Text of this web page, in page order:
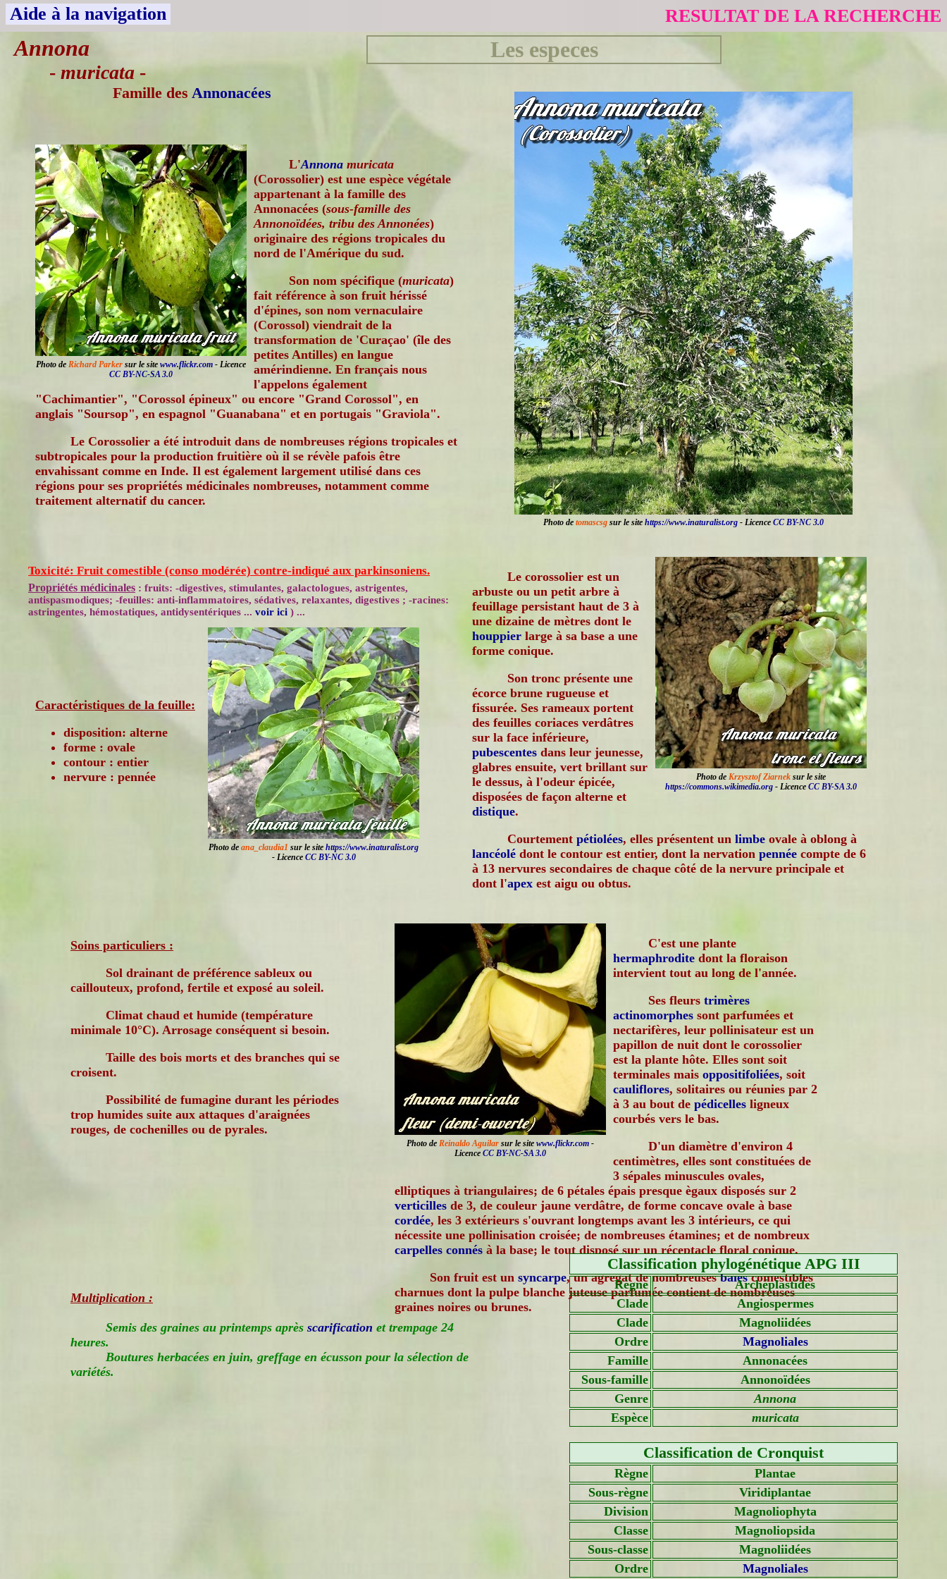
Aide à la navigation RESULTAT DE LA RECHERCHE
Annona
- muricata-
Famille des Annonacées
Les especes
Photo de tomascsg sur le site https://www.inaturalist.org - Licence CC BY-NC 3.0
Photo de Richard Parker sur le site www.flickr.com - Licence
CC BY-NC-SA 3.0
L'Annona muricata
(Corossolier) est une espèce végétale
appartenant à la famille des
Annonacées (sous-famille des
Annonoïdées, tribu des Annonées)
originaire des régions tropicales du
nord de l'Amérique du sud.
Son nom spécifique (muricata)
fait référence à son fruit hérissé
d'épines, son nom vernaculaire
(Corossol) viendrait de la
transformation de 'Curaçao' (île des
petites Antilles) en langue
amérindienne. En français nous
l'appelons également
"Cachimantier", "Corossol épineux" ou encore "Grand Corossol", en
anglais "Soursop", en espagnol "Guanabana" et en portugais "Graviola".
Le Corossolier a été introduit dans de nombreuses régions tropicales et
subtropicales pour la production fruitière où il se révèle pafois être
envahissant comme en Inde. Il est également largement utilisé dans ces
régions pour ses propriétés médicinales nombreuses, notamment comme
traitement alternatif du cancer.
Toxicité: Fruit comestible (conso modérée) contre-indiqué aux parkinsoniens.
Propriétés médicinales : fruits: -digestives, stimulantes, galactologues, astrigentes,
antispasmodiques; -feuilles: anti-inflammatoires, sédatives, relaxantes, digestives ; -racines:
astringentes, hémostatiques, antidysentériques ... voir ici ) ...
Photo de Krzysztof Ziarnek sur le site
https://commons.wikimedia.org - Licence CC BY-SA 3.0
Le corossolier est un
arbuste ou un petit arbre à
feuillage persistant haut de 3 à
une dizaine de mètres dont le
houppier large à sa base a une
forme conique.
Son tronc présente une
écorce brune rugueuse et
fissurée. Ses rameaux portent
des feuilles coriaces verdâtres
sur la face inférieure,
pubescentes dans leur jeunesse,
glabres ensuite, vert brillant sur
le dessus, à l'odeur épicée,
disposées de façon alterne et
distique.
Courtement pétiolées, elles présentent un limbe ovale à oblong à
lancéolé dont le contour est entier, dont la nervation pennée compte de 6
à 13 nervures secondaires de chaque côté de la nervure principale et
dont l'apex est aigu ou obtus.
Photo de ana_claudia1 sur le site https://www.inaturalist.org
- Licence CC BY-NC 3.0
Caractéristiques de la feuille:
disposition: alterne
forme : ovale
contour : entier
nervure : pennée
Soins particuliers :
Sol drainant de préférence sableux ou
caillouteux, profond, fertile et exposé au soleil.
Climat chaud et humide (température
minimale 10°C). Arrosage conséquent si besoin.
Taille des bois morts et des branches qui se
croisent.
Possibilité de fumagine durant les périodes
trop humides suite aux attaques d'araignées
rouges, de cochenilles ou de pyrales.
Photo de Reinaldo Aguilar sur le site www.flickr.com -
Licence CC BY-NC-SA 3.0
C'est une plante
hermaphrodite dont la floraison
intervient tout au long de l'année.
Ses fleurs trimères
actinomorphes sont parfumées et
nectarifères, leur pollinisateur est un
papillon de nuit dont le corossolier
est la plante hôte. Elles sont soit
terminales mais oppositifoliées, soit
cauliflores, solitaires ou réunies par 2
à 3 au bout de pédicelles ligneux
courbés vers le bas.
D'un diamètre d'environ 4
centimètres, elles sont constituées de
3 sépales minuscules ovales,
elliptiques à triangulaires; de 6 pétales épais presque ègaux disposés sur 2
verticilles de 3, de couleur jaune verdâtre, de forme concave ovale à base
cordée, les 3 extérieurs s'ouvrant longtemps avant les 3 intérieurs, ce qui
nécessite une pollinisation croisée; de nombreuses étamines; et de nombreux
carpelles connés à la base; le tout disposé sur un réceptacle floral conique.
Son fruit est un syncarpe, un agrégat de nombreusesbaiescomestibles
charnues dont la pulpe blanche juteuse parfumée contient de nombreuses
graines noires ou brunes.
Multiplication :
Semis des graines au printemps après scarification et trempage 24
heures.
Boutures herbacées en juin, greffage en écusson pour la sélection de
variétés.
Classification phylogénétique APG III
Règne
Archéplastides
Clade
Angiospermes
Clade
Magnoliidées
Ordre
Magnoliales
Famille
Annonacées
Sous-famille
Annonoïdées
Genre
Annona
Espèce
muricata
Classification de Cronquist
Règne
Plantae
Sous-règne
Viridiplantae
Division
Magnoliophyta
Classe
Magnoliopsida
Sous-classe
Magnoliidées
Ordre
Magnoliales